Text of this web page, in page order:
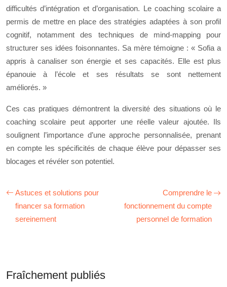
difficultés d’intégration et d’organisation. Le coaching scolaire a
permis de mettre en place des stratégies adaptées à son profil
cognitif, notamment des techniques de mind-mapping pour
structurer ses idées foisonnantes. Sa mère témoigne : « Sofia a
appris à canaliser son énergie et ses capacités. Elle est plus
épanouie à l’école et ses résultats se sont nettement
améliorés. »
Ces cas pratiques démontrent la diversité des situations où le
coaching scolaire peut apporter une réelle valeur ajoutée. Ils
soulignent l’importance d’une approche personnalisée, prenant
en compte les spécificités de chaque élève pour dépasser ses
blocages et révéler son potentiel.
Astuces et solutions pour
financer sa formation
sereinement
Comprendre le
fonctionnement du compte
personnel de formation
Fraîchement publiés